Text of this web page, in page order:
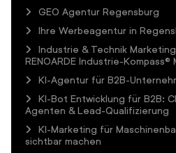
GEO Agentur Regensburg
Ihre Werbeagentur in
Industrie & Technik
RENOARDE Industrie-Kompass®
KI-Agentur für B2B-
KI-Bot Entwicklung für B2B:
Agenten & Lead-Qualifizierung
KI-Marketing für
sichtbar machen